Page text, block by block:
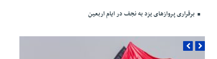
برقراری پرواز‌های یزد به نجف در ایام اربعین